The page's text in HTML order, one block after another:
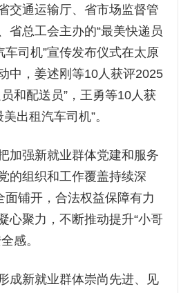
交通运输厅、省市场监督管
省总工会主办的“最美快递员
车司机”宣传发布仪式在太原
中，姜述刚等10人获评2025
和配送员”，王勇等10人获
出租汽车司机”。
加强新就业群体党建和服务
的组织和工作覆盖持续深
面铺开，合法权益保障有力
心聚力，不断推动提升“小哥
感。
成新就业群体崇尚先进、见